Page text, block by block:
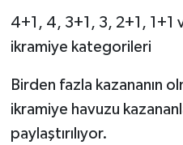
4+1, 4, 3+1, 3, 2+1, 1+1
ikramiye kategorileri
Birden fazla kazananın
ikramiye havuzu
paylaştırılıyor.